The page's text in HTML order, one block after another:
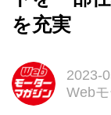
を充実
2023-
Web